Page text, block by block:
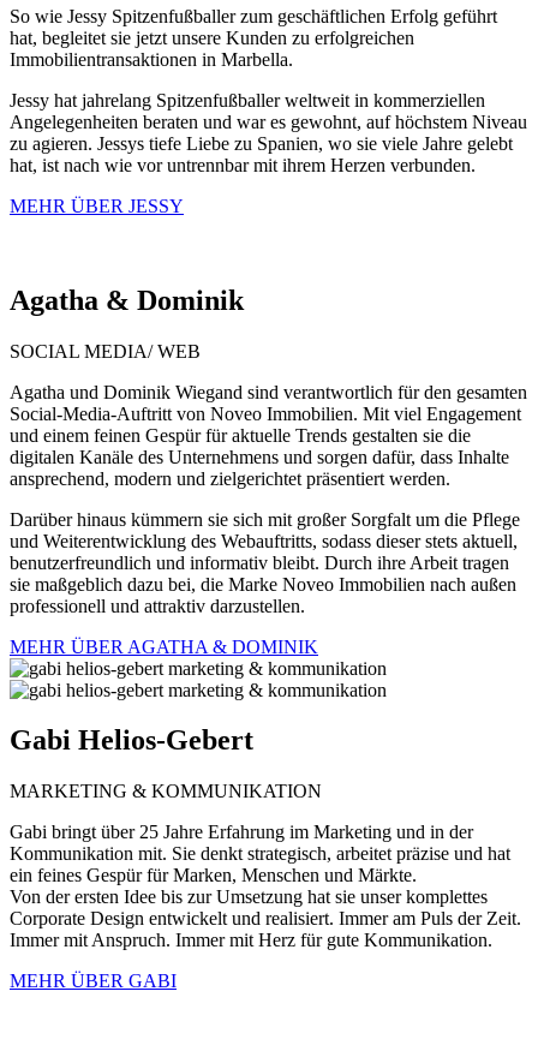
So wie Jessy Spitzenfußballer zum geschäftlichen Erfolg geführt
hat, begleitet sie jetzt unsere Kunden zu erfolgreichen
Immobilientransaktionen in Marbella.
Jessy hat jahrelang Spitzenfußballer weltweit in kommerziellen
Angelegenheiten beraten und war es gewohnt, auf höchstem Niveau
zu agieren. Jessys tiefe Liebe zu Spanien, wo sie viele Jahre gelebt
hat, ist nach wie vor untrennbar mit ihrem Herzen verbunden.
MEHR ÜBER JESSY
Agatha & Dominik
SOCIAL MEDIA/ WEB
Agatha und Dominik Wiegand sind verantwortlich für den gesamten
Social-Media-Auftritt von Noveo Immobilien. Mit viel Engagement
und einem feinen Gespür für aktuelle Trends gestalten sie die
digitalen Kanäle des Unternehmens und sorgen dafür, dass Inhalte
ansprechend, modern und zielgerichtet präsentiert werden.
Darüber hinaus kümmern sie sich mit großer Sorgfalt um die Pflege
und Weiterentwicklung des Webauftritts, sodass dieser stets aktuell,
benutzerfreundlich und informativ bleibt. Durch ihre Arbeit tragen
sie maßgeblich dazu bei, die Marke Noveo Immobilien nach außen
professionell und attraktiv darzustellen.
MEHR ÜBER AGATHA & DOMINIK
Gabi Helios-Gebert
MARKETING & KOMMUNIKATION
Gabi bringt über 25 Jahre Erfahrung im Marketing und in der
Kommunikation mit. Sie denkt strategisch, arbeitet präzise und hat
ein feines Gespür für Marken, Menschen und Märkte.
Von der ersten Idee bis zur Umsetzung hat sie unser komplettes
Corporate Design entwickelt und realisiert. Immer am Puls der Zeit.
Immer mit Anspruch. Immer mit Herz für gute Kommunikation.
MEHR ÜBER GABI